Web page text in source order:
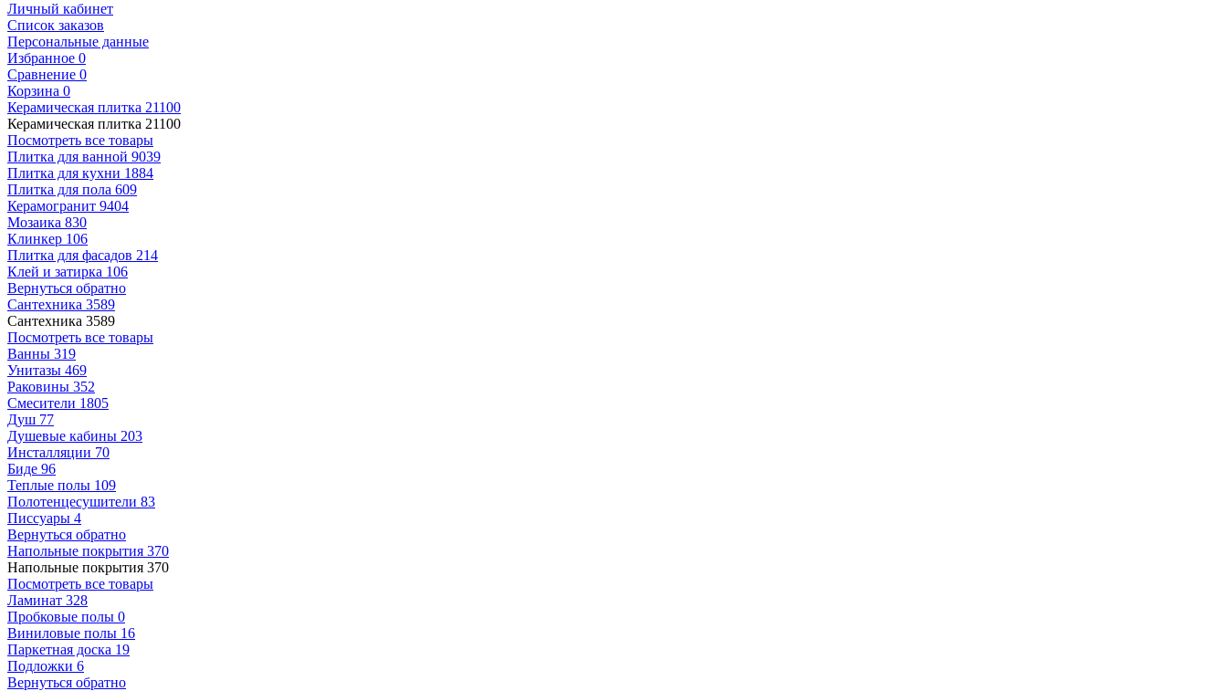
Личный кабинет
Список заказов
Персональные данные
Избранное 0
Сравнение 0
Корзина 0
Керамическая плитка 21100
Керамическая плитка 21100
Посмотреть все товары
Плитка для ванной 9039
Плитка для кухни 1884
Плитка для пола 609
Керамогранит 9404
Мозаика 830
Клинкер 106
Плитка для фасадов 214
Клей и затирка 106
Вернуться обратно
Сантехника 3589
Сантехника 3589
Посмотреть все товары
Ванны 319
Унитазы 469
Раковины 352
Смесители 1805
Душ 77
Душевые кабины 203
Инсталляции 70
Биде 96
Теплые полы 109
Полотенцесушители 83
Писсуары 4
Вернуться обратно
Напольные покрытия 370
Напольные покрытия 370
Посмотреть все товары
Ламинат 328
Пробковые полы 0
Виниловые полы 16
Паркетная доска 19
Подложки 6
Вернуться обратно